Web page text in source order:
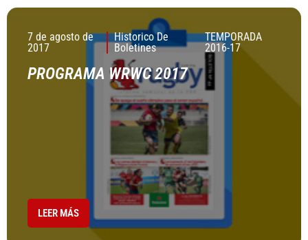
7 de agosto de
2017
Historico De
Boletines
TEMPORADA
2016-17
PROGRAMA WRWC 2017
LEER MÁS